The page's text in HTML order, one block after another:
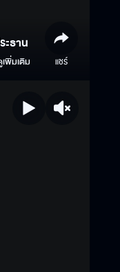
ะธาน
พิ่มเติม แชร์